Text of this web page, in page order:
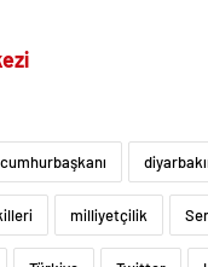
cumhurbaşkanı
milliyetçilik